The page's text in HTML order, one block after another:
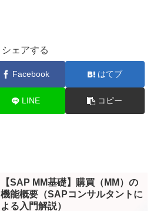
シェアする
Facebook はてブ
LINE コピー
【SAP MM基礎】購買（MM）の
機能概要（SAPコンサルタントに
よる入門解説）